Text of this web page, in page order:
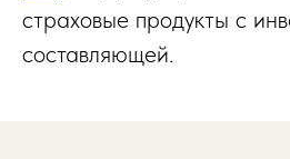
страховые продукты с
составляющей.